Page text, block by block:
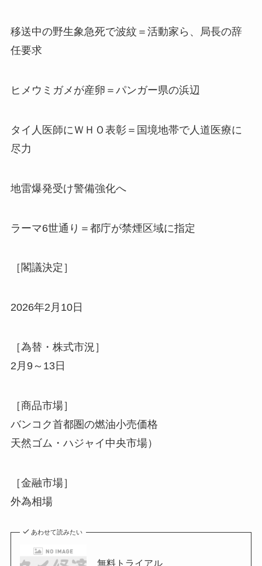
移送中の野生象急死で波紋＝活動家ら、局長の辞
任要求
ヒメウミガメが産卵＝パンガー県の浜辺
タイ人医師にＷＨＯ表彰＝国境地帯で人道医療に
尽力
地雷爆発受け警備強化へ
ラーマ6世通り＝都庁が禁煙区域に指定
［閣議決定］
2026年2月10日
［為替・株式市況］
2月9～13日
［商品市場］
バンコク首都圏の燃油小売価格
天然ゴム・ハジャイ中央市場）
［金融市場］
外為相場
あわせて読みたい
無料トライアル